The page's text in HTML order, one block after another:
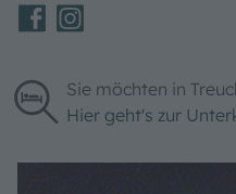
Sie möchten in
Hier geht's zur